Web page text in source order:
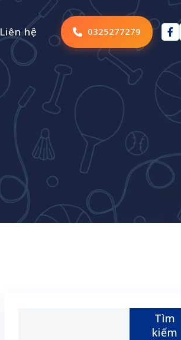
Liên hệ 0325277279
Tìm
kiếm